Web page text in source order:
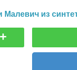
Малевич из
+